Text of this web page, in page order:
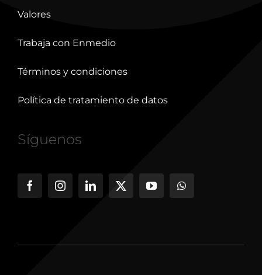
Valores
Trabaja con Enmedio
Términos y condiciones
Política de tratamiento de datos
Síguenos